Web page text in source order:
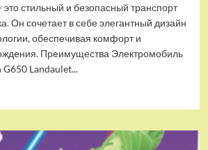
стильный и безопасный транспорт
Он сочетает в себе элегантный дизайн
обеспечивая комфорт и
Преимущества Электромобиль
Landaulet...